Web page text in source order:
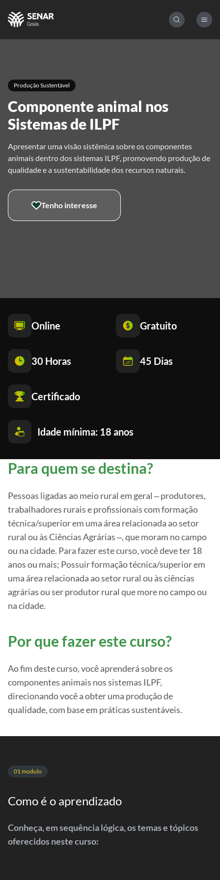
Produção Sustentável
Componente animal nos
Sistemas de ILPF
Apresentar uma visão sistêmica sobre os componentes
animais dentro dos sistemas ILPF, promovendo produção de
qualidade e a sustentabilidade dos recursos naturais.
Tenho interesse
Online Gratuito
30 Horas 45 Dias
Certificado
Idade mínima: 18 anos
Para quem se destina?
Pessoas ligadas ao meio rural em geral ‒ produtores,
trabalhadores rurais e profissionais com formação
técnica/superior em uma área relacionada ao setor
rural ou às Ciências Agrárias ‒, que moram no campo
ou na cidade. Para fazer este curso, você deve ter 18
anos ou mais; Possuir formação técnica/superior em
uma área relacionada ao setor rural ou às ciências
agrárias ou ser produtor rural que more no campo ou
na cidade.
Por que fazer este curso?
Ao fim deste curso, você aprenderá sobre os
componentes animais nos sistemas ILPF,
direcionando você a obter uma produção de
qualidade, com base em práticas sustentáveis.
01 modulo
Como é o aprendizado
Conheça, em sequência lógica, os temas e tópicos
oferecidos neste curso: